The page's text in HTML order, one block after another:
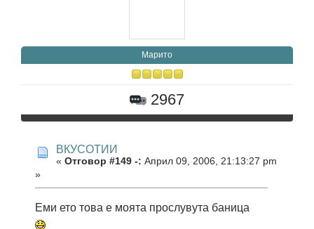
Марито
2967
ВКУСОТИИ
« Отговор #149 -: Април 09, 2006, 21:13:27 pm
»
Еми ето това е моята прослувута баница